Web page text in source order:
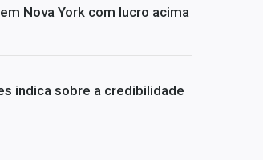
Nova York com lucro acima
indica sobre a credibilidade